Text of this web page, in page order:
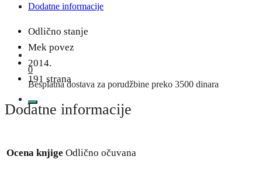
0
Besplatna dostava za porudžbine preko 3500 dinara
Dodatne informacije
Odlično stanje
Mek povez
2014.
191 strana
Dodatne informacije
Ocena knjige Odlično očuvana